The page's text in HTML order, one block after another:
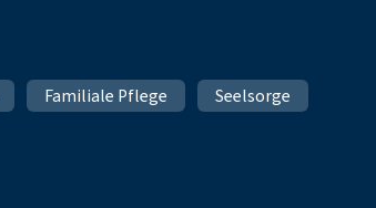
Familiale Pflege
Seelsorge